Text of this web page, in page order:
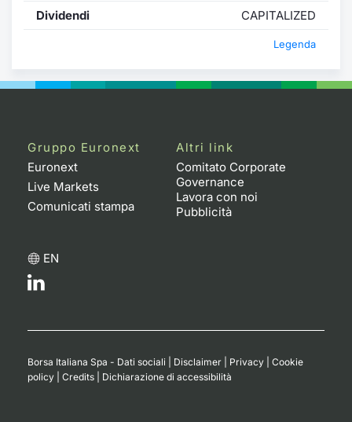
Dividendi CAPITALIZED
Legenda
Gruppo Euronext
Euronext
Live Markets
Comunicati stampa
Altri link
Comitato Corporate
Governance
Lavora con noi
Pubblicità
EN
Borsa Italiana Spa - Dati sociali Disclaimer Privacy
Cookie
policy
Credits Dichiarazione di accessibilità